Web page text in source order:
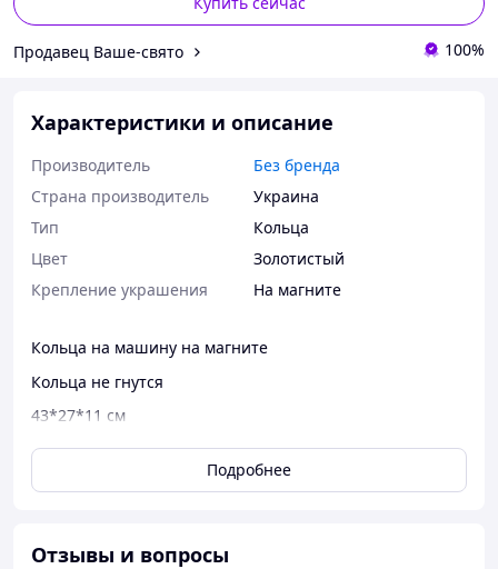
Продавец Ваше-свято 100%
Характеристики и описание
Производитель
Без бренда
Страна производитель
Украина
Тип
Кольца
Цвет
Золотистый
Крепление украшения
На магните
Кольца на машину на магните
Кольца не гнутся
43*27*11 см
форма подставки может отличаться
Подробнее
Отзывы и вопросы